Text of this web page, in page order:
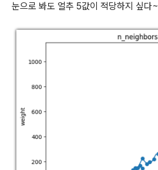
눈으로 봐도 얼추 5값이 적당하지 싶다~